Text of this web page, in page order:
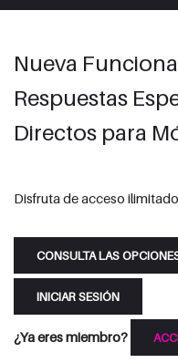
Nueva
Respuestas
Directos para
Disfruta de acceso
CONSULTA LAS
INICIAR SESIÓN
¿Ya eres miembro?